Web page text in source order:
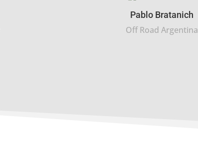
Pablo Bratanich
Off Road Argentina